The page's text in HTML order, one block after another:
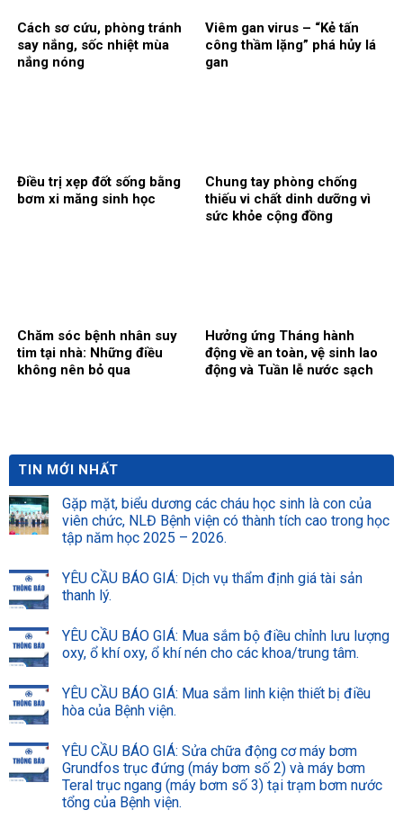
Cách sơ cứu, phòng tránh
say nắng, sốc nhiệt mùa
nắng nóng
Viêm gan virus – “Kẻ tấn
công thầm lặng” phá hủy lá
gan
Điều trị xẹp đốt sống bằng
bơm xi măng sinh học
Chung tay phòng chống
thiếu vi chất dinh dưỡng vì
sức khỏe cộng đồng
Chăm sóc bệnh nhân suy
tim tại nhà: Những điều
không nên bỏ qua
Hưởng ứng Tháng hành
động về an toàn, vệ sinh lao
động và Tuần lễ nước sạch
TIN MỚI NHẤT
Gặp mặt, biểu dương các cháu học sinh là con của
viên chức, NLĐ Bệnh viện có thành tích cao trong học
tập năm học 2025 – 2026.
YÊU CẦU BÁO GIÁ: Dịch vụ thẩm định giá tài sản
thanh lý.
YÊU CẦU BÁO GIÁ: Mua sắm bộ điều chỉnh lưu lượng
oxy, ổ khí oxy, ổ khí nén cho các khoa/trung tâm.
YÊU CẦU BÁO GIÁ: Mua sắm linh kiện thiết bị điều
hòa của Bệnh viện.
YÊU CẦU BÁO GIÁ: Sửa chữa động cơ máy bơm
Grundfos trục đứng (máy bơm số 2) và máy bơm
Teral trục ngang (máy bơm số 3) tại trạm bơm nước
tổng của Bệnh viện.